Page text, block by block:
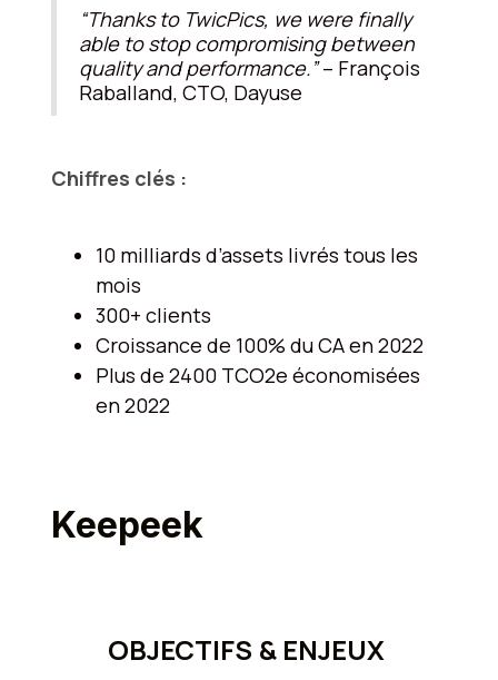
“Thanks to TwicPics, we were finally
able to stop compromising between
quality and performance.”– François
Raballand, CTO, Dayuse
Chiffres clés :
10 milliards d’assets livrés tous les
mois
300+ clients
Croissance de 100% du CA en 2022
Plus de 2400 TCO2e économisées
en 2022
Keepeek
OBJECTIFS & ENJEUX